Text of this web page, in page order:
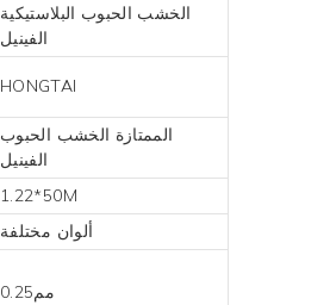
الخشب الحبوب البلاستيكية
الفينيل
HONGTAI
الممتازة الخشب الحبوب
الفينيل
1.22*50M
ألوان مختلفة
مم0.25